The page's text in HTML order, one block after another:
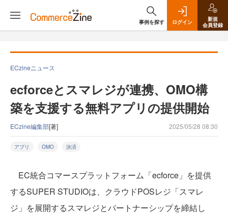
事例を探す ログイン
新規
会員登録
ECzineニュース
ecforceとスマレジが連携、OMO構
築を支援する無料アプリの提供開始
ECzine編集部[著] 2025/05/28 08:30
アプリ OMO 決済
EC統合コマースプラットフォーム「ecforce」を提供
するSUPER STUDIOは、クラウドPOSレジ「スマレ
ジ」を展開するスマレジとパートナーシップを締結し